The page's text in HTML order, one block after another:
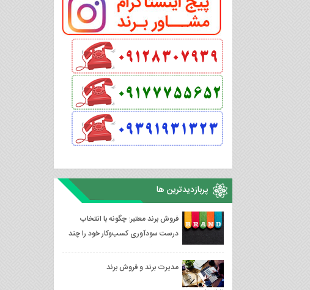
پربازدیدترین ها
فروش برند معتبر: چگونه با انتخاب
درست سودآوری کسب‌وکار خود را چند
مدیرت برند و فروش برند